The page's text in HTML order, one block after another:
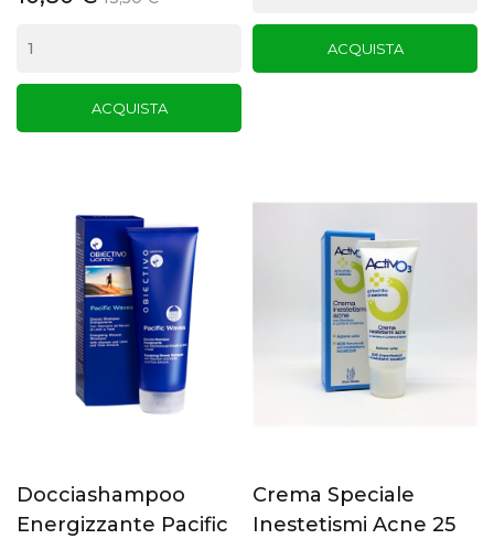
ACQUISTA
ACQUISTA
Docciashampoo
Energizzante Pacific
Crema Speciale
Inestetismi Acne 25